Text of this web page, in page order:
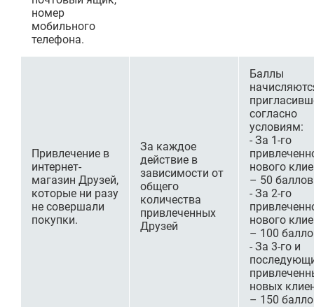
номер
мобильного
телефона.
Привлечение в
интернет-
магазин Друзей,
которые ни разу
не совершали
покупки.
За каждое
действие в
зависимости от
общего
количества
привлеченных
Друзей
Баллы
согласно
условиям:
- За 1-го
нового
– 50
- За 2-го
нового
– 100
- За 3-го и
новых
– 150